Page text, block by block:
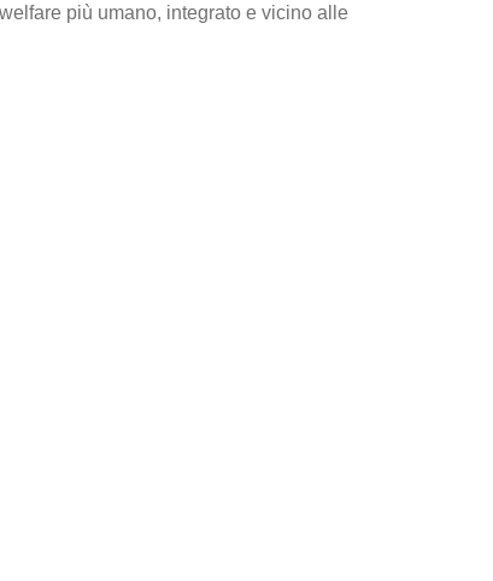
più umano, integrato e vicino alle